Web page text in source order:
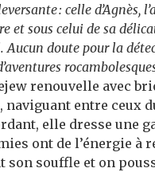
: celle d’Agnès,
et sous celui de sa
Aucun doute pour la
renouvelle avec
entre ceux
elle dresse une
ont de l’énergie à
son souffle et on